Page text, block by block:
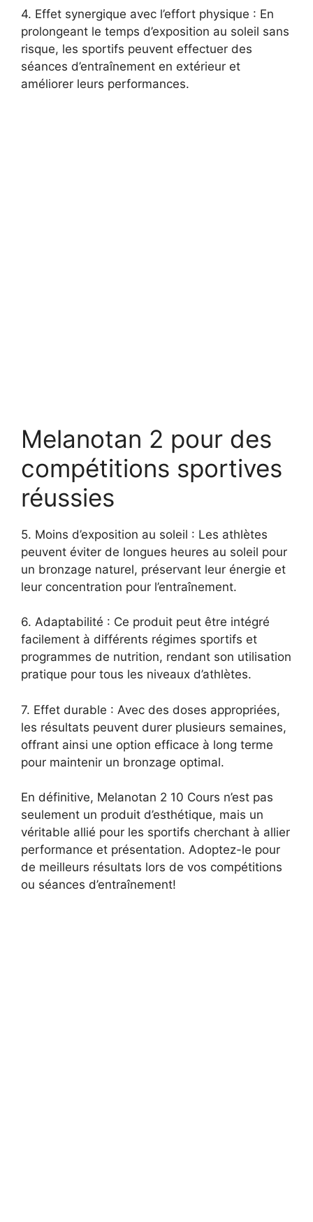
4. Effet synergique avec l’effort physique : En
prolongeant le temps d’exposition au soleil sans
risque, les sportifs peuvent effectuer des
séances d’entraînement en extérieur et
améliorer leurs performances.
Melanotan 2 pour des
compétitions sportives
réussies
5. Moins d’exposition au soleil : Les athlètes
peuvent éviter de longues heures au soleil pour
un bronzage naturel, préservant leur énergie et
leur concentration pour l’entraînement.
6. Adaptabilité : Ce produit peut être intégré
facilement à différents régimes sportifs et
programmes de nutrition, rendant son utilisation
pratique pour tous les niveaux d’athlètes.
7. Effet durable : Avec des doses appropriées,
les résultats peuvent durer plusieurs semaines,
offrant ainsi une option efficace à long terme
pour maintenir un bronzage optimal.
En définitive, Melanotan 2 10 Cours n’est pas
seulement un produit d’esthétique, mais un
véritable allié pour les sportifs cherchant à allier
performance et présentation. Adoptez-le pour
de meilleurs résultats lors de vos compétitions
ou séances d’entraînement!